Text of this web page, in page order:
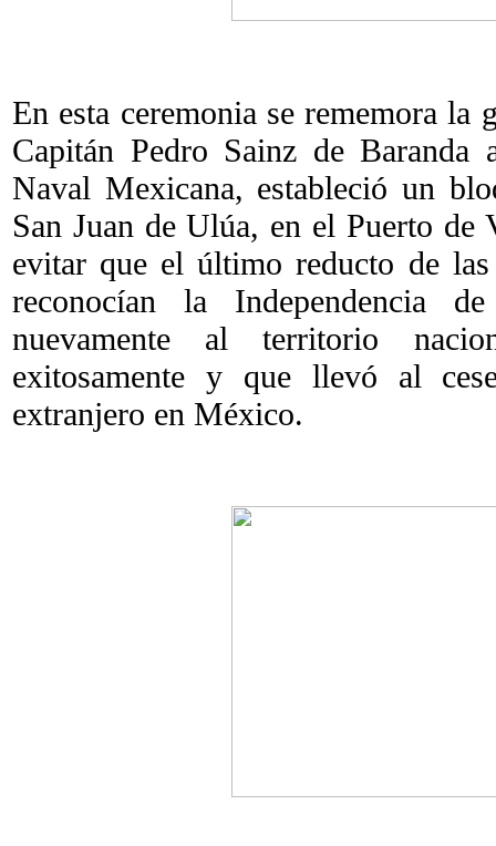
En esta ceremonia se rememora la
Capitán Pedro Sainz de Baranda
Naval Mexicana, estableció un
San Juan de Ulúa, en el Puerto de
evitar que el último reducto de
reconocían la Independencia
nuevamente al territorio
exitosamente y que llevó al
extranjero en México.